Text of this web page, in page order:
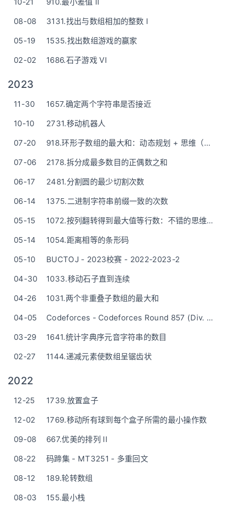
08-08
3131.找出与数组相加的整数 I
05-19
1535.找出数组游戏的赢家
02-02
1686.石子游戏 VI
2023
11-30
1657.确定两个字符串是否接近
10-10
2731.移动机器人
07-20
918.环形子数组的最大和：动态规划 + 思维（反转）
07-06
2178.拆分成最多数目的正偶数之和
06-17
2481.分割圆的最少切割次数
06-14
1375.二进制字符串前缀一致的次数
05-15
1072.按列翻转得到最大值等行数：不错的思维题！
05-14
1054.距离相等的条形码
05-10
BUCTOJ - 2023校赛 - 2022-2023-2
04-30
1033.移动石子直到连续
04-26
1031.两个非重叠子数组的最大和
04-05
Codeforces - Codeforces Round 857 (Div. 2) - B. Settlement of Guinea Pigs
03-29
1641.统计字典序元音字符串的数目
02-27
1144.递减元素使数组呈锯齿状
2022
12-25
1739.放置盒子
12-02
1769.移动所有球到每个盒子所需的最小操作数
09-08
667.优美的排列 II
08-22
码蹄集 - MT3251 - 多重回文
08-12
189.轮转数组
08-03
155.最小栈